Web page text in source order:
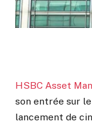
HSBC Asset
son entrée sur
lancement de